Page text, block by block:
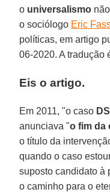
o universalismo
o sociólogo Eric
políticas, em artigo
06-2020. A tradução
Eis o artigo.
Em 2011, "o caso
anunciava "o fim da
o título da
quando o caso
suposto candidato à
o caminho para o